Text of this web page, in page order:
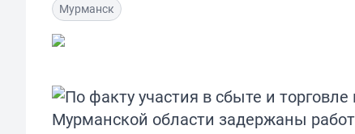
Мурманск